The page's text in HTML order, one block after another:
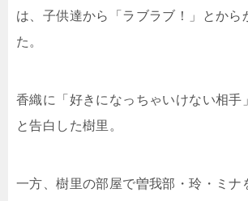
は、子供達から「ラブラブ！」とから
た。
香織に「好きになっちゃいけない相手
と告白した樹里。
一方、樹里の部屋で曽我部・玲・ミナ